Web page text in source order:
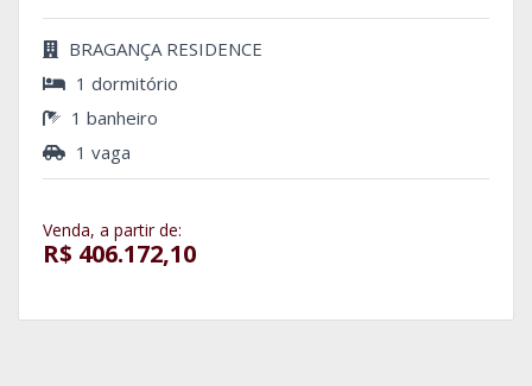
BRAGANÇA RESIDENCE
1 dormitório
1 banheiro
1 vaga
Venda, a partir de:
R$ 406.172,10